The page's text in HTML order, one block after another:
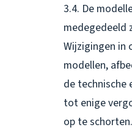
3.4. De
medegedeeld
Wijzigingen in
modellen,
de technische
tot enige
op te schorten.